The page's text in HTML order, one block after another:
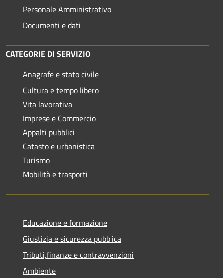
Personale Amministrativo
Documenti e dati
CATEGORIE DI SERVIZIO
Anagrafe e stato civile
Cultura e tempo libero
Vita lavorativa
Imprese e Commercio
Appalti pubblici
Catasto e urbanistica
Turismo
Mobilità e trasporti
Educazione e formazione
Giustizia e sicurezza pubblica
Tributi,finanze e contravvenzioni
Ambiente